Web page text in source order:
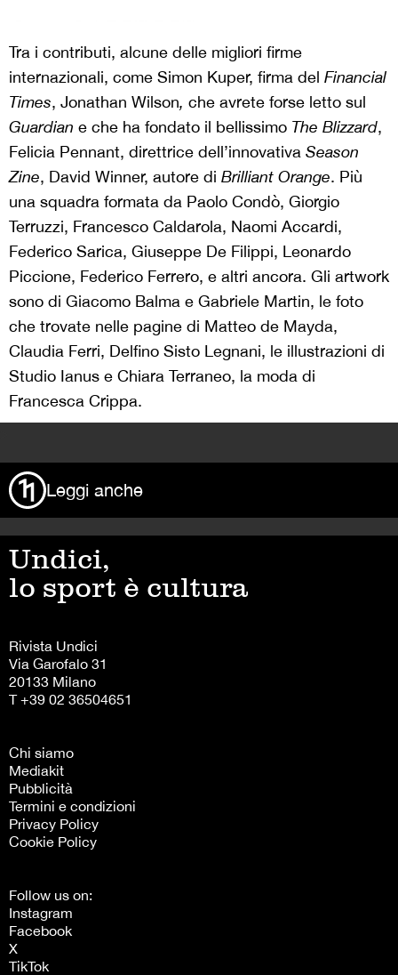
Tra i contributi, alcune delle migliori firme
internazionali, come Simon Kuper, firma del Financial
Times, Jonathan Wilson, che avrete forse letto sul
Guardian e che ha fondato il bellissimo The Blizzard,
Felicia Pennant, direttrice dell’innovativa Season
Zine, David Winner, autore di Brilliant Orange. Più
una squadra formata da Paolo Condò, Giorgio
Terruzzi, Francesco Caldarola, Naomi Accardi,
Federico Sarica, Giuseppe De Filippi, Leonardo
Piccione, Federico Ferrero, e altri ancora. Gli artwork
sono di Giacomo Balma e Gabriele Martin, le foto
che trovate nelle pagine di Matteo de Mayda,
Claudia Ferri, Delfino Sisto Legnani, le illustrazioni di
Studio Ianus e Chiara Terraneo, la moda di
Francesca Crippa.
Leggi anche
Undici,
lo sport è cultura
Rivista Undici
Via Garofalo 31
20133 Milano
T +39 02 36504651
Chi siamo
Mediakit
Pubblicità
Termini e condizioni
Privacy Policy
Cookie Policy
Follow us on:
Instagram
Facebook
X
TikTok